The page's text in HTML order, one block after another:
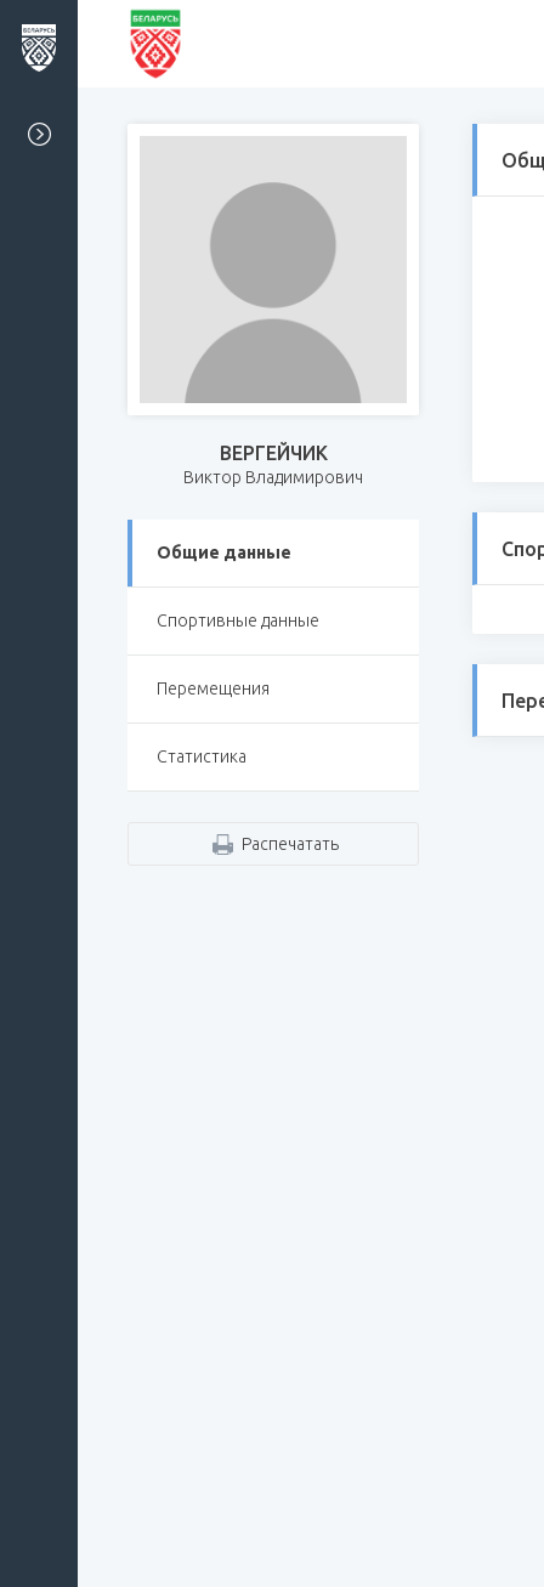
ВЕРГЕЙЧИК
Виктор Владимирович
Общие данные
Спортивные данные
Перемещения
Статистика
Распечатать